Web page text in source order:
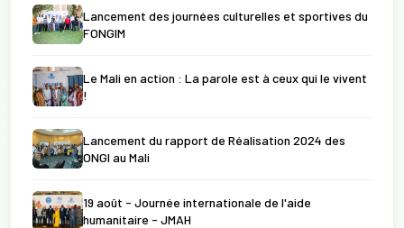
Lancement des journées culturelles et sportives du
FONGIM
Le Mali en action : La parole est à ceux qui le vivent
!
Lancement du rapport de Réalisation 2024 des
ONGI au Mali
19 août - Journée internationale de l'aide
humanitaire - JMAH